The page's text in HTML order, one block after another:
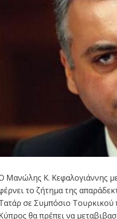
Μανώλης Κ. Κεφαλογιάννης
το ζήτημα της
σε Συμπόσιο Τουρκικού
θα πρέπει να